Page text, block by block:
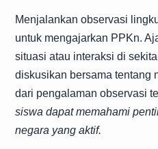
Menjalankan observasi
untuk mengajarkan PPKn.
situasi atau interaksi di
diskusikan bersama tentang
dari pengalaman observasi
siswa dapat memahami
negara yang aktif.